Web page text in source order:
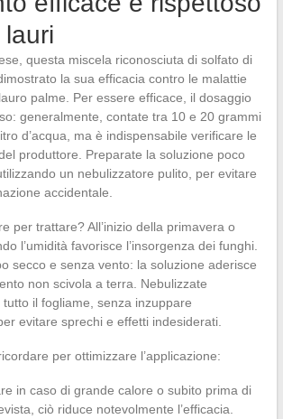
questa miscela riconosciuta di solfato di
la sua efficacia contro le malattie
palme. Per essere efficace, il dosaggio
generalmente, contate tra 10 e 20 grammi
d’acqua, ma è indispensabile verificare le
produttore. Preparate la soluzione poco
un nebulizzatore pulito, per evitare
accidentale.
per trattare? All’inizio della primavera o
l’umidità favorisce l’insorgenza dei funghi.
secco e senza vento: la soluzione aderisce
non scivola a terra. Nebulizzate
il fogliame, senza inzuppare
evitare sprechi e effetti indesiderati.
per ottimizzare l’applicazione:
in caso di grande calore o subito prima di
ciò riduce notevolmente l’efficacia.